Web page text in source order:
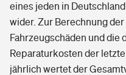
eines jeden in
wider. Zur Berechnung
Fahrzeugschäden und die
Reparaturkosten der
jährlich wertet der